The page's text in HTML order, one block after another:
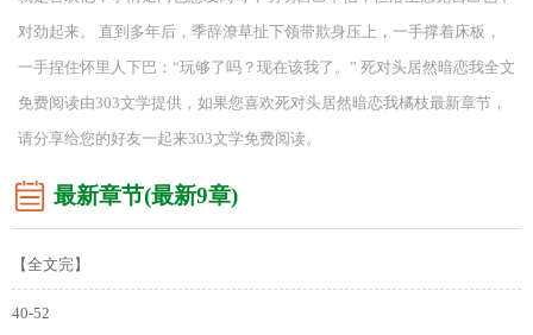
对劲起来。 直到多年后，季辞潦草扯下领带欺身压上，一手撑着床板，
一手捏住怀里人下巴：“玩够了吗？现在该我了。” 死对头居然暗恋我全文
免费阅读由303文学提供，如果您喜欢死对头居然暗恋我橘枝最新章节，
请分享给您的好友一起来303文学免费阅读。
最新章节(最新9章)
【全文完】
40-52